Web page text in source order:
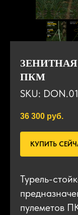
ПКМ
SKU:
36 300 руб.
КУПИТЬ
Турель-
пулеметов